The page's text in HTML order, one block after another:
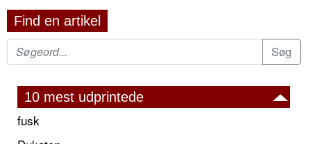
Find en artikel
10 mest udprintede
fusk